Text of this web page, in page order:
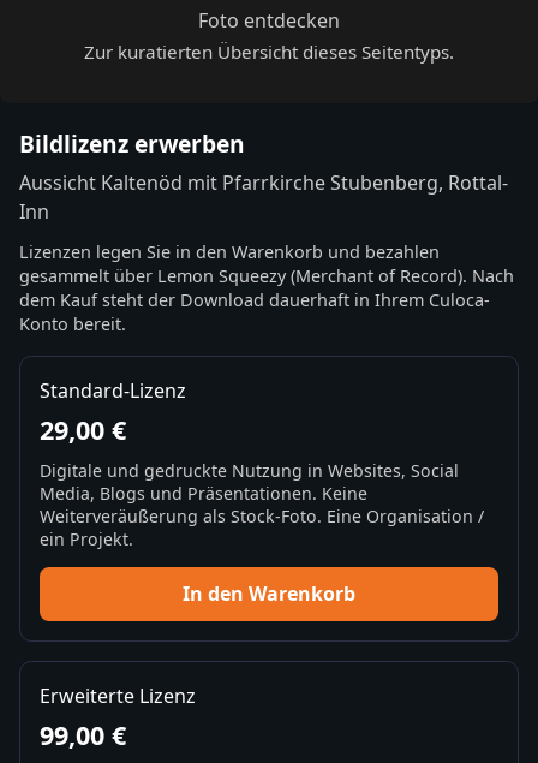
Foto entdecken
Zur kuratierten Übersicht dieses Seitentyps.
Bildlizenz erwerben
Aussicht Kaltenöd mit Pfarrkirche Stubenberg, Rottal-
Inn
Lizenzen legen Sie in den Warenkorb und bezahlen
gesammelt über Lemon Squeezy (Merchant of Record). Nach
dem Kauf steht der Download dauerhaft in Ihrem Culoca-
Konto bereit.
Standard-Lizenz
29,00 €
Digitale und gedruckte Nutzung in Websites, Social
Media, Blogs und Präsentationen. Keine
Weiterveräußerung als Stock-Foto. Eine Organisation /
ein Projekt.
In den Warenkorb
Erweiterte Lizenz
99,00 €